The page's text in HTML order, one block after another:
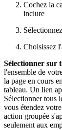
Cochez la
inclure
Choisissez
Sélectionner sur
l'ensemble de
la page en cours
tableau. Un lien
Sélectionner tous
vous étendez
action groupée
seulement aux